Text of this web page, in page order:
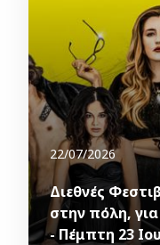
22/07/2026
Διεθνές
στην πόλη,
- Πέμπτη 23